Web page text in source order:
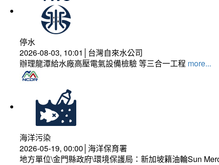
停水
2026-08-03, 10:01│台灣自來水公司
辦理龍潭給水廠高壓電氣設備檢驗 等三合一工程 more...
海洋污染
2026-05-19, 00:00│海洋保育署
地方單位\金門縣政府\環境保護局：新加坡籍油輪Sun